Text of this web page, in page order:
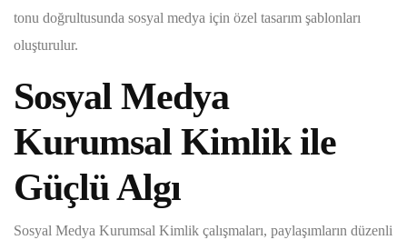
tonu doğrultusunda sosyal medya için özel tasarım şablonları
oluşturulur.
Sosyal Medya
Kurumsal Kimlik ile
Güçlü Algı
Sosyal Medya Kurumsal Kimlik çalışmaları, paylaşımların düzenli